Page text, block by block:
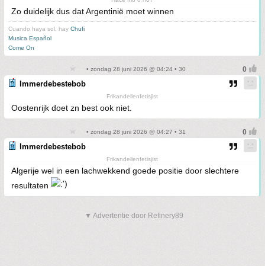
Zo duidelijk dus dat Argentinië moet winnen
Cuando haya sol, hay Chufi
Musica Español
Come On
• zondag 28 juni 2026 @ 04:24 • 30
Immerdebestebob
Frikandellenfetisjist
Oostenrijk doet zn best ook niet.
• zondag 28 juni 2026 @ 04:27 • 31
Immerdebestebob
Frikandellenfetisjist
Algerije wel in een lachwekkend goede positie door slechtere
resultaten
▼ Advertentie door Refinery89